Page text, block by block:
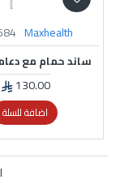
Maxhealth
ساند حمام مع
130.00
اضافة للسلة